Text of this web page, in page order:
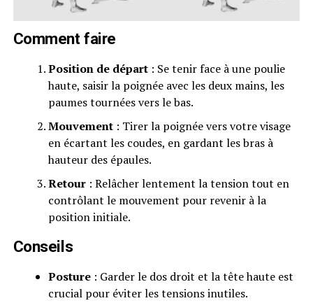
Comment faire
Position de départ: Se tenir face à une poulie
haute, saisir la poignée avec les deux mains, les
paumes tournées vers le bas.
Mouvement: Tirer la poignée vers votre visage
en écartant les coudes, en gardant les bras à
hauteur des épaules.
Retour: Relâcher lentement la tension tout en
contrôlant le mouvement pour revenir à la
position initiale.
Conseils
Posture: Garder le dos droit et la tête haute est
crucial pour éviter les tensions inutiles.